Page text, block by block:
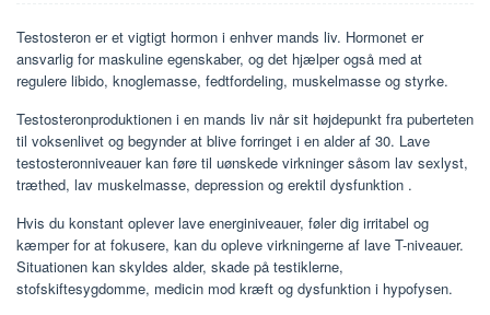
Testosteron er et vigtigt hormon i enhver mands liv. Hormonet er
ansvarlig for maskuline egenskaber, og det hjælper også med at
regulere libido, knoglemasse, fedtfordeling, muskelmasse og styrke.
Testosteronproduktionen i en mands liv når sit højdepunkt fra puberteten
til voksenlivet og begynder at blive forringet i en alder af 30. Lave
testosteronniveauer kan føre til uønskede virkninger såsom lav sexlyst,
træthed, lav muskelmasse, depression og erektil dysfunktion .
Hvis du konstant oplever lave energiniveauer, føler dig irritabel og
kæmper for at fokusere, kan du opleve virkningerne af lave T-niveauer.
Situationen kan skyldes alder, skade på testiklerne,
stofskiftesygdomme, medicin mod kræft og dysfunktion i hypofysen.